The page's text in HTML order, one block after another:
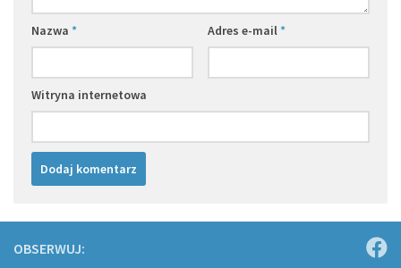
Nazwa * Adres e-mail*
Witryna internetowa
OBSERWUJ: